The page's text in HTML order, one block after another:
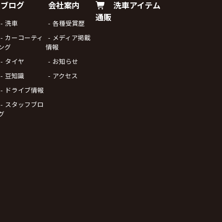
ブログ
洗車
カーコーティ
グ
タイヤ
豆知識
ドライブ情報
スタッフブロ
会社案内
各種受賞歴
メディア掲載
情報
お知らせ
アクセス
洗車アイテム
通販